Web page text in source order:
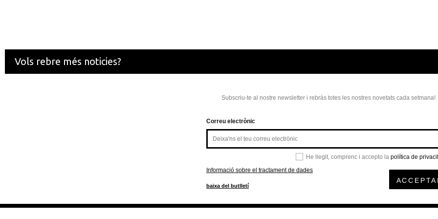
Vols rebre més noticies?
Subscriu-te al nostre newsletter i rebràs totes les nostres novetats cada setmana!
Correu electrònic
He llegit, comprenc i accepto la política de
Informació sobre el tractament de dades
baixa del butlletí